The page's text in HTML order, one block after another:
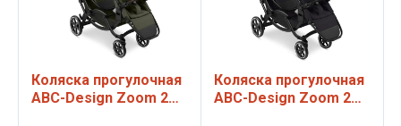
Коляска прогулочная
ABC-Design Zoom 2
Коляска прогулочная
ABC-Design Zoom 2